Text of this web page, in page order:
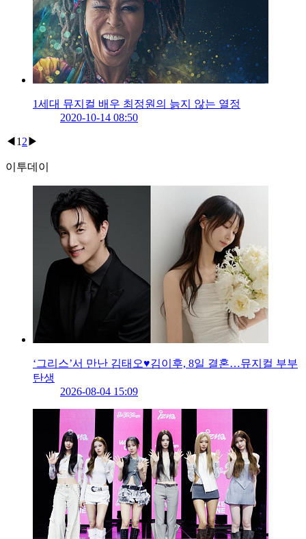
1세대 뮤지컬 배우 최정원의 늙지 않는 열정
2020-10-14 08:50
◀ 1 2 ▶
이투데이
‘그리스’서 만난 김태오♥김이후, 8일 결혼…뮤지컬 부부
탄생
2026-08-04 15:09